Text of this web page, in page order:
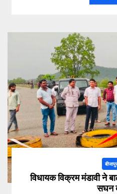
बीजापुर
विधायक विक्रम मंडावी ने
सघन